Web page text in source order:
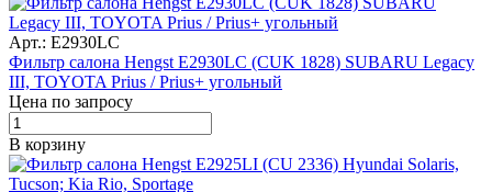
Арт.: E2930LC
Фильтр салона Hengst E2930LC (CUK 1828) SUBARU Legacy
III, TOYOTA Prius / Prius+ угольный
Цена по запросу
В корзину